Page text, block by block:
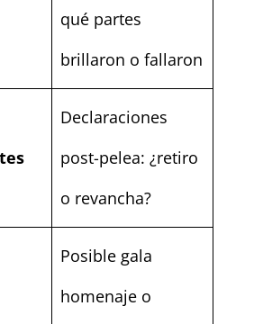
qué partes
brillaron o fallaron
Declaraciones
post-pelea: ¿retiro
o revancha?
Posible gala
homenaje o